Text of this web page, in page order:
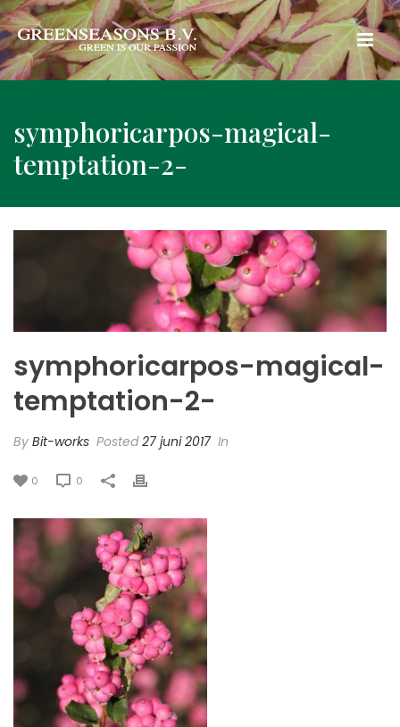
symphoricarpos-magical-
temptation-2-
symphoricarpos-magical-
temptation-2-
By Bit-works Posted27 juni 2017 In
0 0